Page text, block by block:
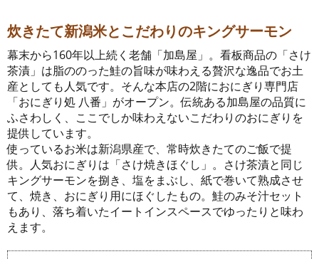
炊きたて新潟米とこだわりのキングサーモン
幕末から160年以上続く老舗「加島屋」。看板商品の「さけ
茶漬」は脂ののった鮭の旨味が味わえる贅沢な逸品でお土
産としても人気です。そんな本店の2階におにぎり専門店
「おにぎり処 八番」がオープン。伝統ある加島屋の品質に
ふさわしく、ここでしか味わえないこだわりのおにぎりを
提供しています。
使っているお米は新潟県産で、常時炊きたてのご飯で提
供。人気おにぎりは「さけ焼きほぐし」。さけ茶漬と同じ
キングサーモンを捌き、塩をまぶし、紙で巻いて熟成させ
て、焼き、おにぎり用にほぐしたもの。鮭のみそ汁セット
もあり、落ち着いたイートインスペースでゆったりと味わ
えます。